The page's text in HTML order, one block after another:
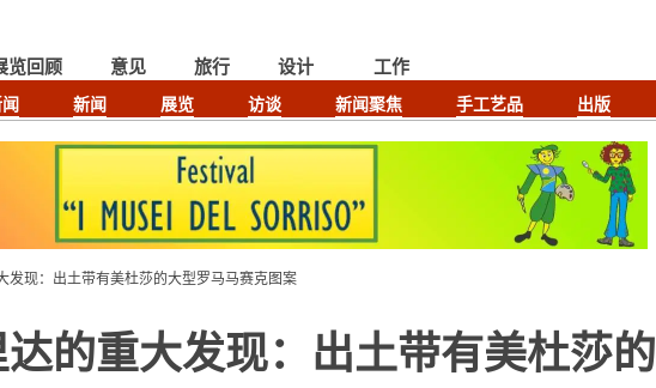
新闻 展览 访谈 新闻聚焦 手工艺品 出版
览回顾 意见 旅行 设计 工作
发现：出土带有美杜莎的大型罗马马赛克图案
的重大发现：出土带有美杜莎的